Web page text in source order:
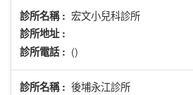
診所名稱 : 宏文小兒科診所
診所地址 :
診所電話 : ()
診所名稱 : 後埔永江診所